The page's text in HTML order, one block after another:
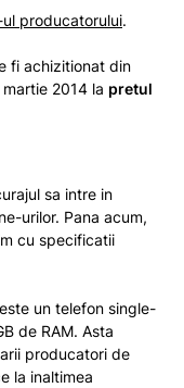
producatorului.
fi achizitionat din
2014 la pretul
sa intre in
urilor. Pana acum,
cu specificatii
un telefon single-
de RAM. Asta
producatori de
la inaltimea